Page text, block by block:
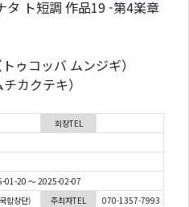
タ ト短調 作品19 -第4楽章
ゥコッバ ムンジギ）
カクテキ）
회장TEL
01-20 ～ 2025-02-07
합창단) 주최자TEL
070-1357-7993